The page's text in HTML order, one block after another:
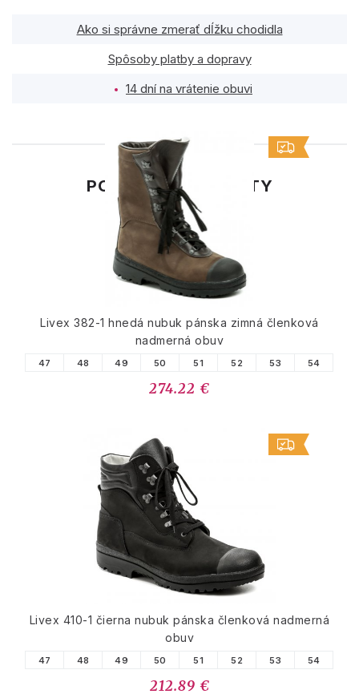
Ako si správne zmerať dĺžku chodidla
Spôsoby platby a dopravy
14 dní na vrátenie obuvi
PODOBNÉ PRODUKTY
Livex 382-1 hnedá nubuk pánska zimná členková
nadmerná obuv
47 48 49 50 51 52 53 54
274.22 €
Livex 410-1 čierna nubuk pánska členková nadmerná
obuv
47 48 49 50 51 52 53 54
212.89 €